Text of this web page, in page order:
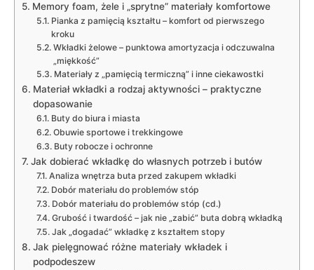
Memory foam, żele i „sprytne” materiały komfortowe
Pianka z pamięcią kształtu – komfort od pierwszego
kroku
Wkładki żelowe – punktowa amortyzacja i odczuwalna
„miękkość”
Materiały z „pamięcią termiczną” i inne ciekawostki
Materiał wkładki a rodzaj aktywności – praktyczne
dopasowanie
Buty do biura i miasta
Obuwie sportowe i trekkingowe
Buty robocze i ochronne
Jak dobierać wkładkę do własnych potrzeb i butów
Analiza wnętrza buta przed zakupem wkładki
Dobór materiału do problemów stóp
Dobór materiału do problemów stóp (cd.)
Grubość i twardość – jak nie „zabić” buta dobrą wkładką
Jak „dogadać” wkładkę z kształtem stopy
Jak pielęgnować różne materiały wkładek i
podpodeszew